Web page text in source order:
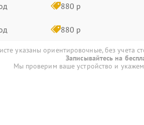
880 р
880 р
указаны ориентировочные, без учета
Записывайтесь на
Мы проверим ваше устройство и